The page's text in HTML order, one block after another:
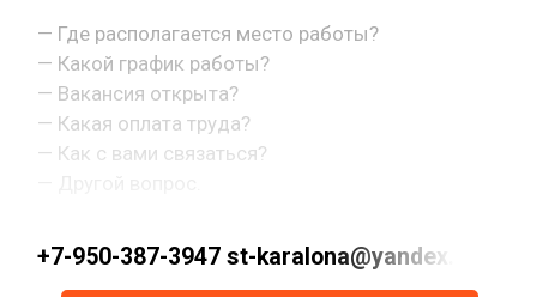
— Где располагается место работы?
— Какой график работы?
— Вакансия открыта?
— Какая оплата труда?
— Как с вами связаться?
+7-950-387-3947 st-karalona@yandex.ru